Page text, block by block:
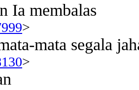
Ia membalas
>
mata segala
>